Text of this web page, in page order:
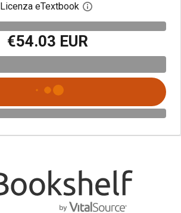
Licenza eTextbook Apri la finestra di
€54.03 EUR